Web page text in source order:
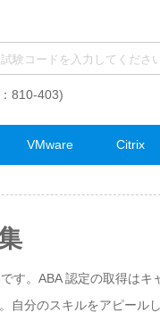
810-403)
VMware Citrix
す。ABA 認定の取得は
自分のスキルをアピール